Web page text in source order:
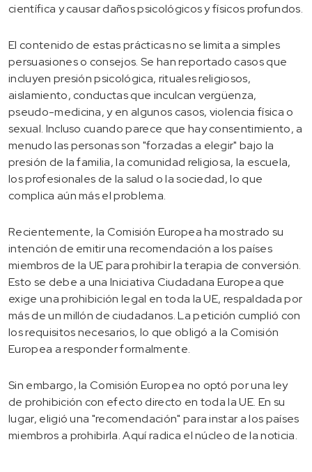
científica y causar daños psicológicos y físicos profundos.
El contenido de estas prácticas no se limita a simples
persuasiones o consejos. Se han reportado casos que
incluyen presión psicológica, rituales religiosos,
aislamiento, conductas que inculcan vergüenza,
pseudo-medicina, y en algunos casos, violencia física o
sexual. Incluso cuando parece que hay consentimiento, a
menudo las personas son "forzadas a elegir" bajo la
presión de la familia, la comunidad religiosa, la escuela,
los profesionales de la salud o la sociedad, lo que
complica aún más el problema.
Recientemente, la Comisión Europea ha mostrado su
intención de emitir una recomendación a los países
miembros de la UE para prohibir la terapia de conversión.
Esto se debe a una Iniciativa Ciudadana Europea que
exige una prohibición legal en toda la UE, respaldada por
más de un millón de ciudadanos. La petición cumplió con
los requisitos necesarios, lo que obligó a la Comisión
Europea a responder formalmente.
Sin embargo, la Comisión Europea no optó por una ley
de prohibición con efecto directo en toda la UE. En su
lugar, eligió una "recomendación" para instar a los países
miembros a prohibirla. Aquí radica el núcleo de la noticia.